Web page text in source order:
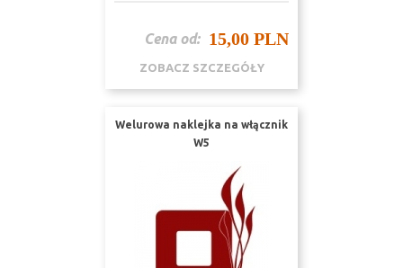
Cena od: 15,00 PLN
ZOBACZ SZCZEGÓŁY
Welurowa naklejka na włącznik
W5